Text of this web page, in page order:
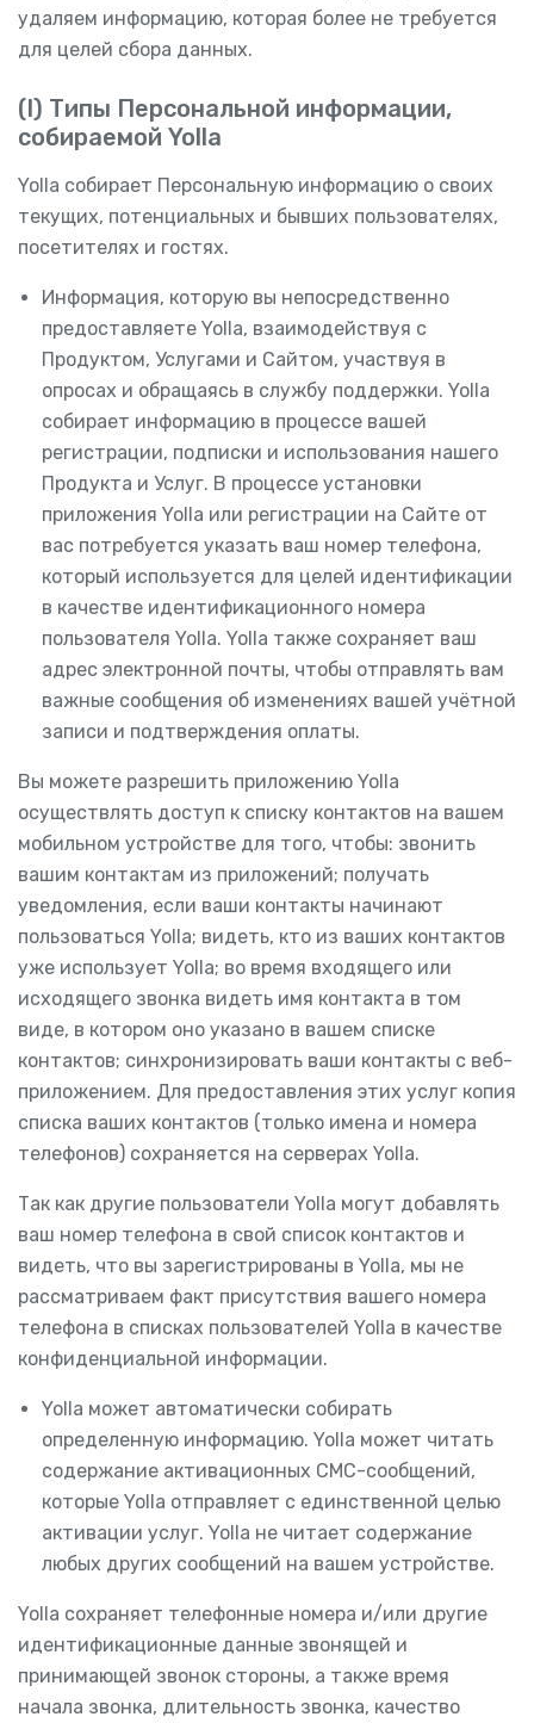
удаляем информацию, которая более не требуется
для целей сбора данных.
(I) Типы Персональной информации,
собираемой Yolla
Yolla собирает Персональную информацию о своих
текущих, потенциальных и бывших пользователях,
посетителях и гостях.
Информация, которую вы непосредственно
предоставляете Yolla, взаимодействуя с
Продуктом, Услугами и Сайтом, участвуя в
опросах и обращаясь в службу поддержки. Yolla
собирает информацию в процессе вашей
регистрации, подписки и использования нашего
Продукта и Услуг. В процессе установки
приложения Yolla или регистрации на Сайте от
вас потребуется указать ваш номер телефона,
который используется для целей идентификации
в качестве идентификационного номера
пользователя Yolla. Yolla также сохраняет ваш
адрес электронной почты, чтобы отправлять вам
важные сообщения об изменениях вашей учётной
записи и подтверждения оплаты.
Вы можете разрешить приложению Yolla
осуществлять доступ к списку контактов на вашем
мобильном устройстве для того, чтобы: звонить
вашим контактам из приложений; получать
уведомления, если ваши контакты начинают
пользоваться Yolla; видеть, кто из ваших контактов
уже использует Yolla; во время входящего или
исходящего звонка видеть имя контакта в том
виде, в котором оно указано в вашем списке
контактов; синхронизировать ваши контакты с веб-
приложением. Для предоставления этих услуг копия
списка ваших контактов (только имена и номера
телефонов) сохраняется на серверах Yolla.
Так как другие пользователи Yolla могут добавлять
ваш номер телефона в свой список контактов и
видеть, что вы зарегистрированы в Yolla, мы не
рассматриваем факт присутствия вашего номера
телефона в списках пользователей Yolla в качестве
конфиденциальной информации.
Yolla может автоматически собирать
определенную информацию. Yolla может читать
содержание активационных СМС-сообщений,
которые Yolla отправляет с единственной целью
активации услуг. Yolla не читает содержание
любых других сообщений на вашем устройстве.
Yolla сохраняет телефонные номера и/или другие
идентификационные данные звонящей и
принимающей звонок стороны, а также время
начала звонка, длительность звонка, качество